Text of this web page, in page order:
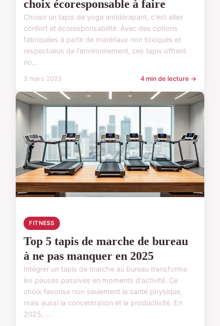
choix écoresponsable à faire
Choisir un tapis de yoga antidérapant, c'est allier
confort et écoresponsabilité. Avec des options
fabriquées à partir de matériaux non toxiques et
respectueux de l'environnement, ces tapis offrent
no...
3 mars 2025 4 min de lecture →
FITNESS
Top 5 tapis de marche de bureau
à ne pas manquer en 2025
Intégrer un tapis de marche au bureau transforme
les pauses passives en moments d'activité. Ce
choix favorise non seulement la santé physique,
mais aussi la concentration et la productivité. En
2025, ...